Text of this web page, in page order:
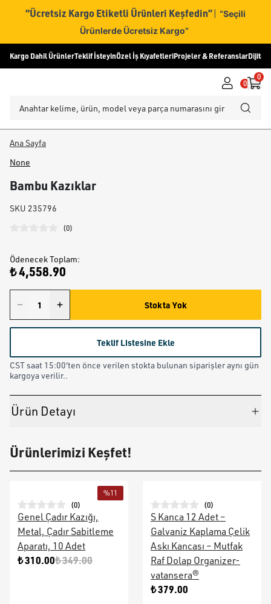
“Ücretsiz Kargo Etiketli Ürünleri Keşfedin” | “Seçili
Ürünlerde Ücretsiz Kargo”
Kargo Dahil ÜrünlerTeklif İsteyinÖzel İş KıyafetleriProjeler & ReferanslarDijital
0
0
Ana Sayfa
None
Bambu Kazıklar
SKU 235796
(0)
Ödenecek Toplam:
₺ 4,558.90
Stokta Yok
Teklif Listesine Ekle
CST saat 15:00'ten önce verilen stokta bulunan siparişler aynı gün
kargoya verilir..
Ürün Detayı
Ürünlerimizi Keşfet!
%11
(0)
Genel Çadır Kazığı,
Metal, Çadır Sabitleme
Aparatı, 10 Adet
₺ 310.00₺ 349.00
(0)
S Kanca 12 Adet –
Galvaniz Kaplama Çelik
Askı Kancası – Mutfak
Raf Dolap Organizer-
vatansera®
₺ 379.00